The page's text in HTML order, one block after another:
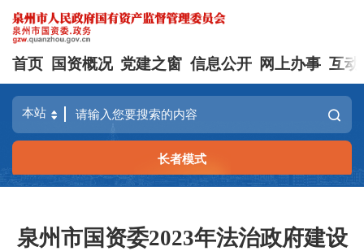
首页 国资概况 党建之窗 信息公开 网上办事 互动
长者模式
泉州市国资委2023年法治政府建设